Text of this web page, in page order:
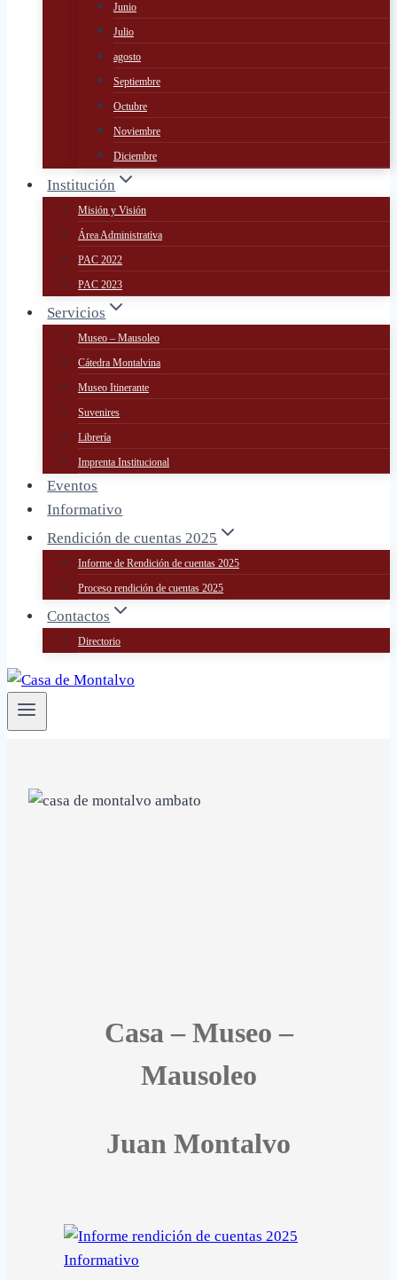
Junio
Julio
agosto
Septiembre
Octubre
Noviembre
Diciembre
Institución
Misión y Visión
Área Administrativa
PAC 2022
PAC 2023
Servicios
Museo – Mausoleo
Cátedra Montalvina
Museo Itinerante
Suvenires
Librería
Imprenta Institucional
Eventos
Informativo
Rendición de cuentas 2025
Informe de Rendición de cuentas 2025
Proceso rendición de cuentas 2025
Contactos
Directorio
Casa – Museo –
Mausoleo
Juan Montalvo
Informativo